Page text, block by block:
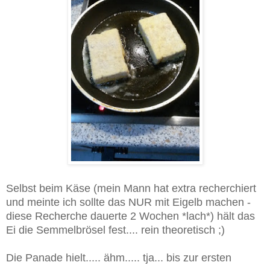
Selbst beim Käse (mein Mann hat extra recherchiert
und meinte ich sollte das NUR mit Eigelb machen -
diese Recherche dauerte 2 Wochen *lach*) hält das
Ei die Semmelbrösel fest.... rein theoretisch ;)
Die Panade hielt..... ähm..... tja... bis zur ersten